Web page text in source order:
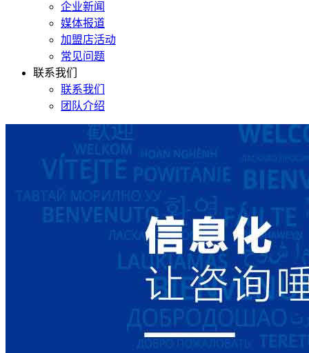
企业新闻
媒体报道
加盟店活动
常见问题
联系我们
联系我们
团队介绍